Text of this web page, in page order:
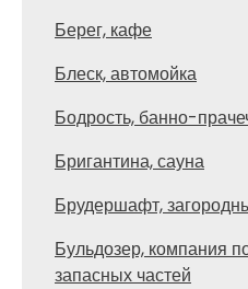
Берег, кафе
Блеск, автомойка
Бодрость, банно-
Бригантина, сауна
Брудершафт,
Бульдозер, компания
запасных частей